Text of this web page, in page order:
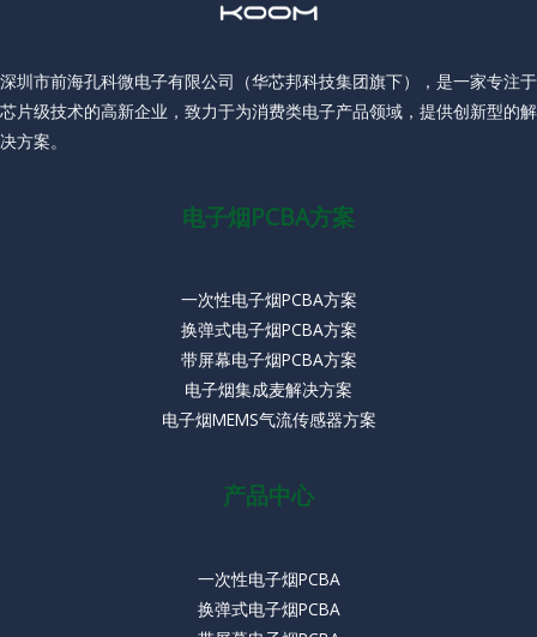
深圳市前海孔科微电子有限公司（华芯邦科技集团旗下），是一家专注于
芯片级技术的高新企业，致力于为消费类电子产品领域，提供创新型的解
决方案。
电子烟PCBA方案
一次性电子烟PCBA方案
换弹式电子烟PCBA方案
带屏幕电子烟PCBA方案
电子烟集成麦解决方案
电子烟MEMS气流传感器方案
产品中心
一次性电子烟PCBA
换弹式电子烟PCBA